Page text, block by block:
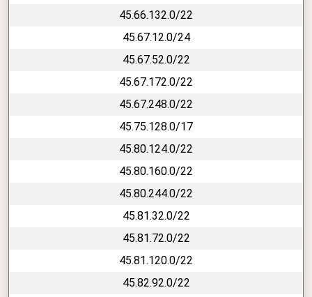
45.66.132.0/22
45.67.12.0/24
45.67.52.0/22
45.67.172.0/22
45.67.248.0/22
45.75.128.0/17
45.80.124.0/22
45.80.160.0/22
45.80.244.0/22
45.81.32.0/22
45.81.72.0/22
45.81.120.0/22
45.82.92.0/22